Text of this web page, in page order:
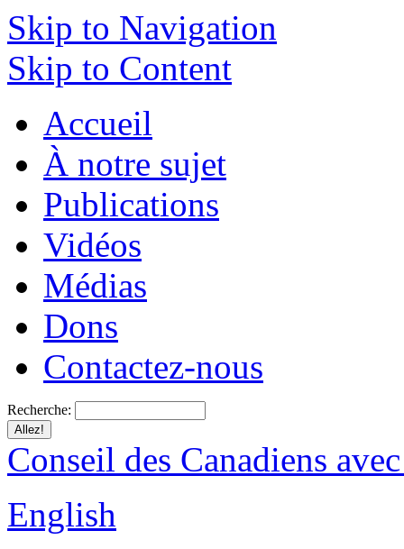
Skip to Navigation
Skip to Content
Accueil
À notre sujet
Publications
Vidéos
Médias
Dons
Contactez-nous
Recherche:
Conseil des Canadiens
English